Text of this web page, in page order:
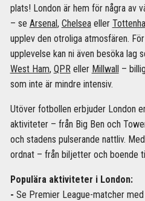
plats! London är hem för några av
– se Arsenal, Chelseaeller
upplev den otroliga atmosfären.
upplevelse kan ni även besöka lag
West Ham, QPReller Millwall –
som inte är mindre intensiv.
Utöver fotbollen erbjuder London
aktiviteter – från Big Ben och
och stadens pulserande nattliv.
ordnat – från biljetter och boende
Populära aktiviteter i London:
- Se Premier League-matcher